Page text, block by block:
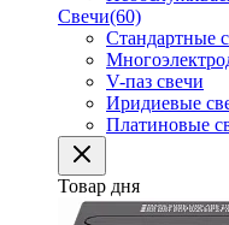
Свечи(60)
Стандартные
V-паз свечи
Иридиевые
Платиновые
Товар дня